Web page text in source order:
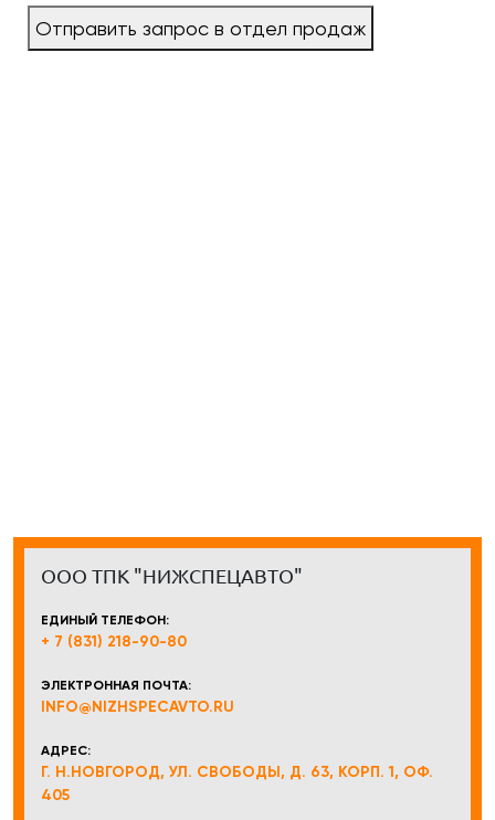
Отправить запрос в отдел продаж
ООО ТПК "НИЖСПЕЦАВТО"
ЕДИНЫЙ ТЕЛЕФОН:
+ 7 (831) 218-90-80
ЭЛЕКТРОННАЯ ПОЧТА:
INFO@NIZHSPECAVTO.RU
АДРЕС:
Г. Н.НОВГОРОД, УЛ. СВОБОДЫ, Д. 63, КОРП. 1, ОФ.
405